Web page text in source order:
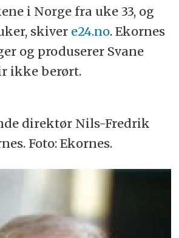
i Norge fra uke 33, og
skiver e24.no. Ekornes
og produserer Svane
ikke berørt.
direktør Nils-Fredrik
Foto: Ekornes.